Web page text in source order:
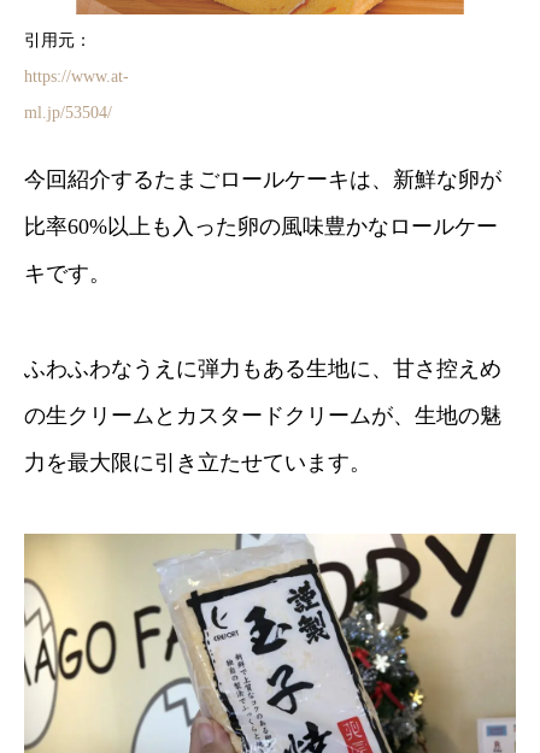
引用元：
https://www.at-
ml.jp/53504/
今回紹介するたまごロールケーキは、新鮮な卵が
比率60%以上も入った卵の風味豊かなロールケー
キです。
ふわふわなうえに弾力もある生地に、甘さ控えめ
の生クリームとカスタードクリームが、生地の魅
力を最大限に引き立たせています。